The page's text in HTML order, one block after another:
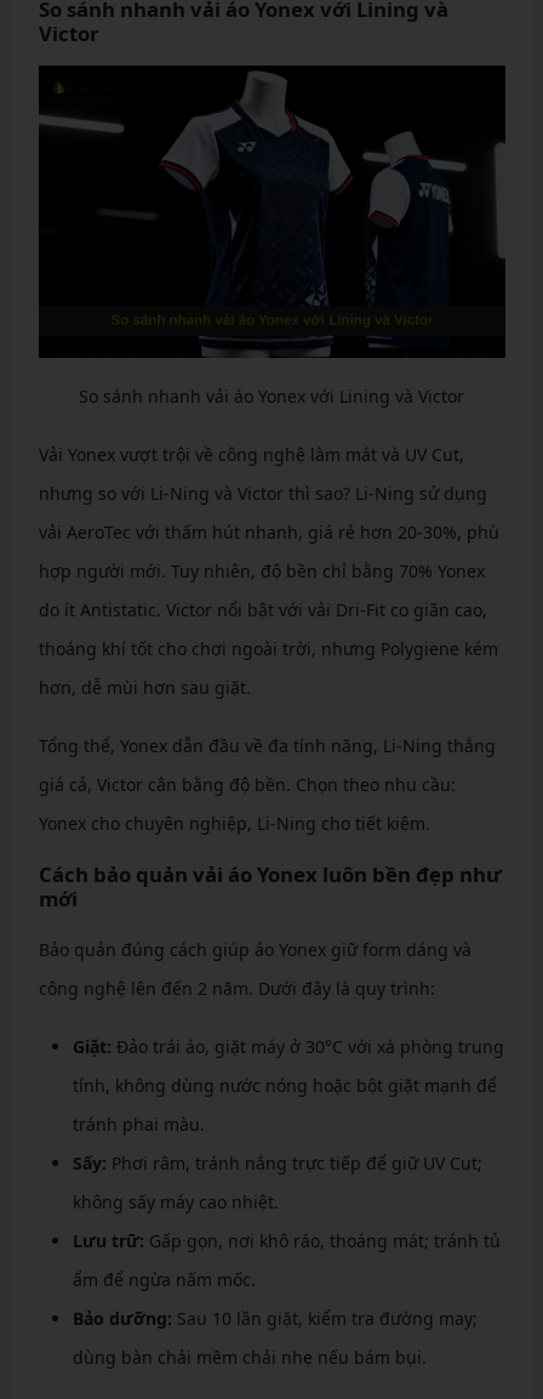
So sánh nhanh vải áo Yonex với Lining và
Victor
So sánh nhanh vải áo Yonex với Lining và Victor
Vải Yonex vượt trội về công nghệ làm mát và UV Cut,
nhưng so với Li-Ning và Victor thì sao? Li-Ning sử dụng
vải AeroTec với thấm hút nhanh, giá rẻ hơn 20-30%, phù
hợp người mới. Tuy nhiên, độ bền chỉ bằng 70% Yonex
do ít Antistatic. Victor nổi bật với vải Dri-Fit co giãn cao,
thoáng khí tốt cho chơi ngoài trời, nhưng Polygiene kém
hơn, dễ mùi hơn sau giặt.
Tổng thể, Yonex dẫn đầu về đa tính năng, Li-Ning thắng
giá cả, Victor cân bằng độ bền. Chọn theo nhu cầu:
Yonex cho chuyên nghiệp, Li-Ning cho tiết kiệm.
Cách bảo quản vải áo Yonex luôn bền đẹp như
mới
Bảo quản đúng cách giúp áo Yonex giữ form dáng và
công nghệ lên đến 2 năm. Dưới đây là quy trình:
Giặt: Đảo trái áo, giặt máy ở 30°C với xà phòng trung
tính, không dùng nước nóng hoặc bột giặt mạnh để
tránh phai màu.
Sấy: Phơi râm, tránh nắng trực tiếp để giữ UV Cut;
không sấy máy cao nhiệt.
Lưu trữ: Gấp gọn, nơi khô ráo, thoáng mát; tránh tủ
ẩm để ngừa nấm mốc.
Bảo dưỡng: Sau 10 lần giặt, kiểm tra đường may;
dùng bàn chải mềm chải nhẹ nếu bám bụi.